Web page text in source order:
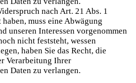
nach Art. 21 Abs. 1
muss eine Abwägung
unseren Interessen vorgenommen
nicht feststeht, wessen
haben Sie das Recht, die
Verarbeitung Ihrer
Daten zu verlangen.